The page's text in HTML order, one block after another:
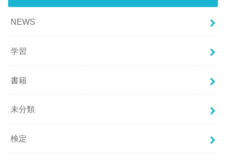
NEWS
学習
書籍
未分類
検定